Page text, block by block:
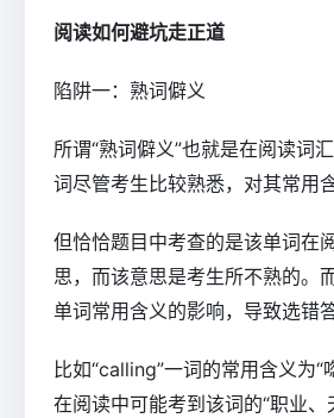
阅读如何避坑走正道
陷阱一：熟词僻义
所谓“熟词僻义”也就是在阅读词
词尽管考生比较熟悉，对其常用
但恰恰题目中考查的是该单词在
思，而该意思是考生所不熟的。
单词常用含义的影响，导致选错答
比如“calling”一词的常用含义为“
在阅读中可能考到该词的“职业、